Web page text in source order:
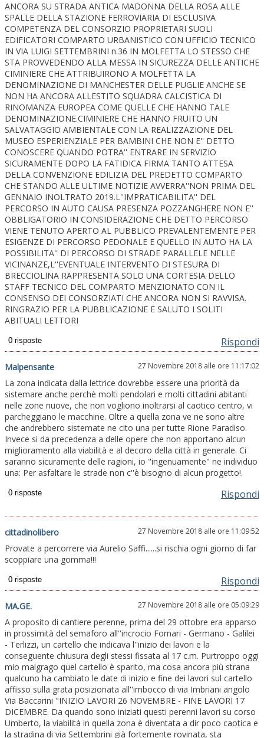
ANCORA SU STRADA ANTICA MADONNA DELLA ROSA ALLE
SPALLE DELLA STAZIONE FERROVIARIA DI ESCLUSIVA
COMPETENZA DEL CONSORZIO PROPRIETARI SUOLI
EDIFICATORI COMPARTO URBANISTICO CON UFFICIO TECNICO
IN VIA LUIGI SETTEMBRINI n.36 IN MOLFETTA LO STESSO CHE
STA PROVVEDENDO ALLA MESSA IN SICUREZZA DELLE ANTICHE
CIMINIERE CHE ATTRIBUIRONO A MOLFETTA LA
DENOMINAZIONE DI MANCHESTER DELLE PUGLIE ANCHE SE
NON HA ANCORA ALLESTITO SQUADRA CALCISTICA DI
RINOMANZA EUROPEA COME QUELLE CHE HANNO TALE
DENOMINAZIONE.CIMINIERE CHE HANNO FRUITO UN
SALVATAGGIO AMBIENTALE CON LA REALIZZAZIONE DEL
MUSEO ESPERIENZIALE PER BAMBINI CHE NON E'' DETTO
CONOSCERE QUANDO POTRA'' ENTRARE IN SERVIZIO
SICURAMENTE DOPO LA FATIDICA FIRMA TANTO ATTESA
DELLA CONVENZIONE EDILIZIA DEL PREDETTO COMPARTO
CHE STANDO ALLE ULTIME NOTIZIE AVVERRA''NON PRIMA DEL
GENNAIO INOLTRATO 2019.L''IMPRATICABILITA'' DEL
PERCORSO IN AUTO CAUSA PRESENZA POZZANGHERE NON E''
OBBLIGATORIO IN CONSIDERAZIONE CHE DETTO PERCORSO
VIENE TENUTO APERTO AL PUBBLICO PREVALENTEMENTE PER
ESIGENZE DI PERCORSO PEDONALE E QUELLO IN AUTO HA LA
POSSIBILITA'' DI PERCORSO DI STRADE PARALLELE NELLE
VICINANZE,L''EVENTUALE INTERVENTO DI STESURA DI
BRECCIOLINA RAPPRESENTA SOLO UNA CORTESIA DELLO
STAFF TECNICO DEL COMPARTO MENZIONATO CON IL
CONSENSO DEI CONSORZIATI CHE ANCORA NON SI RAVVISA.
RINGRAZIO PER LA PUBBLICAZIONE E SALUTO I SOLITI
ABITUALI LETTORI
Rispondi
Malpensante 27 Novembre 2018 alle ore 11:17:02
La zona indicata dalla lettrice dovrebbe essere una priorità da
sistemare anche perchè molti pendolari e molti cittadini abitanti
nelle zone nuove, che non vogliono inoltrarsi al caotico centro, vi
parcheggiano le macchine. Oltre a quella zona ve ne sono altre
che andrebbero sistemate ne cito una per tutte Rione Paradiso.
Invece si da precedenza a delle opere che non apportano alcun
miglioramento alla viabilità e al decoro della città in generale. Ci
saranno sicuramente delle ragioni, io "ingenuamente" ne individuo
una: Per asfaltare le strade non c''è bisogno di alcun progetto!.
Rispondi
cittadinolibero 27 Novembre 2018 alle ore 11:09:52
Provate a percorrere via Aurelio Saffi......si rischia ogni giorno di far
scoppiare una gomma!!!
Rispondi
MA.GE. 27 Novembre 2018 alle ore 05:09:29
A proposito di cantiere perenne, prima del 29 ottobre era apparso
in prossimità del semaforo all''incrocio Fornari - Germano - Galilei
- Terlizzi, un cartello che indicava l''inizio dei lavori e la
conseguente chiusura degli stessi fissata al 17 c.m. Purtroppo oggi
mio malgrago quel cartello è sparito, ma cosa ancora più strana
qualcuno ha cambiato le date di inizio e fine dei lavori sul cartello
affisso sulla grata posizionata all''imbocco di via Imbriani angolo
Via Baccarini "INIZIO LAVORI 26 NOVEMBRE - FINE LAVORI 17
DICEMBRE. Da quando sono iniziati questi perenni lavori su corso
Umberto, la viabilità in quella zona è diventata a dir poco caotica e
la stradina di via Settembrini già fortemente rovinata, sta